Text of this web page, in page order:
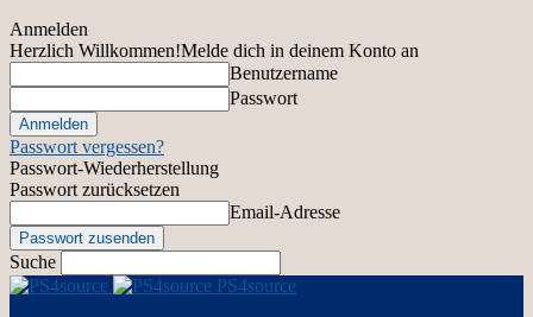
Anmelden
Herzlich Willkommen!Melde dich in deinem Konto an
Benutzername
Passwort
Passwort vergessen?
Passwort-Wiederherstellung
Passwort zurücksetzen
Email-Adresse
Suche
PS4source